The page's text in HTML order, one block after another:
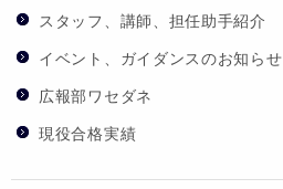
スタッフ、講師、担任助手紹介
イベント、ガイダンスのお知らせ
広報部ワセダネ
現役合格実績